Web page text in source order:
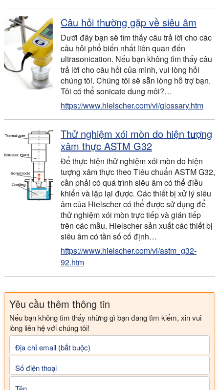
Câu hỏi thường gặp về siêu âm
Dưới đây bạn sẽ tìm thấy câu trả lời cho các
câu hỏi phổ biến nhất liên quan đến
ultrasonication. Nếu bạn không tìm thấy câu
trả lời cho câu hỏi của mình, vui lòng hỏi
chúng tôi. Chúng tôi sẽ sẵn lòng hỗ trợ bạn.
Tôi có thể sonicate dung môi?…
https://www.hielscher.com/vi/glossary.htm
Thử nghiệm xói mòn do hiện tượng
xâm thực ASTM G32
Để thực hiện thử nghiệm xói mòn do hiện
tượng xâm thực theo Tiêu chuẩn ASTM G32,
cần phải có quá trình siêu âm có thể điều
khiển và lặp lại được. Các thiết bị xử lý siêu
âm của Hielscher có thể được sử dụng để
thử nghiệm xói mòn trực tiếp và gián tiếp
trên các mẫu. Hielscher sản xuất các thiết bị
siêu âm có tần số cố định…
https://www.hielscher.com/vi/astm_g32-
92.htm
Yêu cầu thêm thông tin
Nếu bạn không tìm thấy những gì bạn đang tìm kiếm, xin vui
lòng liên hệ với chúng tôi!
Địa chỉ email (bắt buộc)
Số điện thoại